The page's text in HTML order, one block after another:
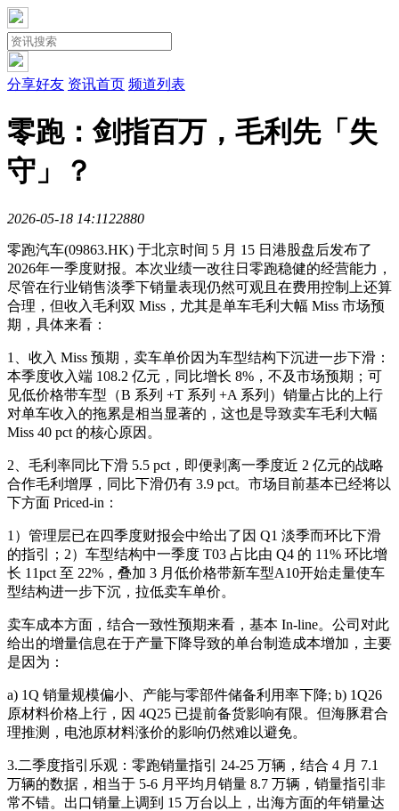
分享好友 资讯首页 频道列表
零跑：剑指百万，毛利先「失
守」？
2026-05-18 14:1122880
零跑汽车(09863.HK) 于北京时间 5 月 15 日港股盘后发布了
2026年一季度财报。本次业绩一改往日零跑稳健的经营能力，
尽管在行业销售淡季下销量表现仍然可观且在费用控制上还算
合理，但收入毛利双 Miss，尤其是单车毛利大幅 Miss 市场预
期，具体来看：
1、收入 Miss 预期，卖车单价因为车型结构下沉进一步下滑：
本季度收入端 108.2 亿元，同比增长 8%，不及市场预期；可
见低价格带车型（B 系列 +T 系列 +A 系列）销量占比的上行
对单车收入的拖累是相当显著的，这也是导致卖车毛利大幅
Miss 40 pct 的核心原因。
2、毛利率同比下滑 5.5 pct，即便剥离一季度近 2 亿元的战略
合作毛利增厚，同比下滑仍有 3.9 pct。市场目前基本已经将以
下方面 Priced-in：
1）管理层已在四季度财报会中给出了因 Q1 淡季而环比下滑
的指引；2）车型结构中一季度 T03 占比由 Q4 的 11% 环比增
长 11pct 至 22%，叠加 3 月低价格带新车型A10开始走量使车
型结构进一步下沉，拉低卖车单价。
卖车成本方面，结合一致性预期来看，基本 In-line。公司对此
给出的增量信息在于产量下降导致的单台制造成本增加，主要
是因为：
a) 1Q 销量规模偏小、产能与零部件储备利用率下降; b) 1Q26
原材料价格上行，因 4Q25 已提前备货影响有限。但海豚君合
理推测，电池原材料涨价的影响仍然难以避免。
3.二季度指引乐观：零跑销量指引 24-25 万辆，结合 4 月 7.1
万辆的数据，相当于 5-6 月平均月销量 8.7 万辆，销量指引非
常不错。出口销量上调到 15 万台以上，出海方面的年销量达